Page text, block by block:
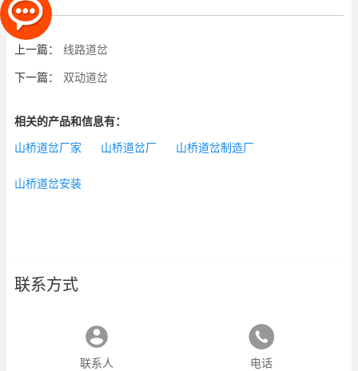
上一篇： 线路道岔
下一篇： 双动道岔
相关的产品和信息有：
山桥道岔厂家 山桥道岔厂 山桥道岔制造厂
山桥道岔安装
联系方式
联系人 电话